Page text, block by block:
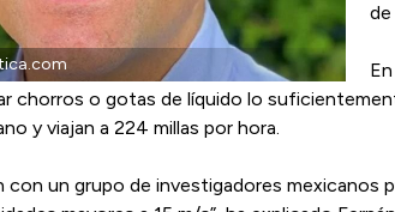
chorros o gotas de líquido lo
y viajan a 224 millas por hora.
con un grupo de investigadores